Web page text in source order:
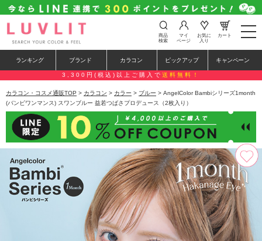
t
o
e
n
a
a
i
o
n
商品
検索
マイ
ページ
お気に
入り
カート
ランキング ブランド カラコン ピックアップ キャンペーン
3,300円(税込)以上ご購入で 送料無料！
カラコン・コスメ通販TOP > カラコン > カラー > ブルー > AngelColor Bambiシリーズ1month
(バンビワンマンス) スワンブルー 益若つばさプロデュース（2枚入り）